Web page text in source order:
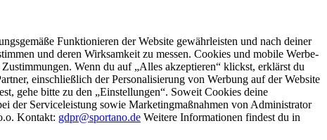
Funktionieren der Website gewährleisten und nach deiner
und deren Wirksamkeit zu messen. Cookies und mobile Werbe-
Wenn du auf „Alles akzeptieren“ klickst, erklärst du
einschließlich der Personalisierung von Werbung auf der Website
gehe bitte zu den „Einstellungen“. Soweit Cookies deine
der Serviceleistung sowie Marketingmaßnahmen von Administrator
Kontakt: gdpr@sportano.de Weitere Informationen findest du in